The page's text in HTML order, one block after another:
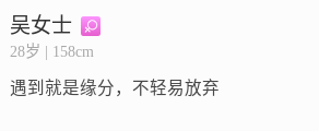
吴女士
28岁 | 158cm
遇到就是缘分，不轻易放弃